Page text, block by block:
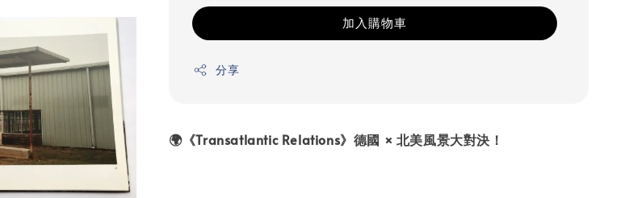
加入購物車
分享
🌍《Transatlantic Relations》德國 × 北美風景大對決！